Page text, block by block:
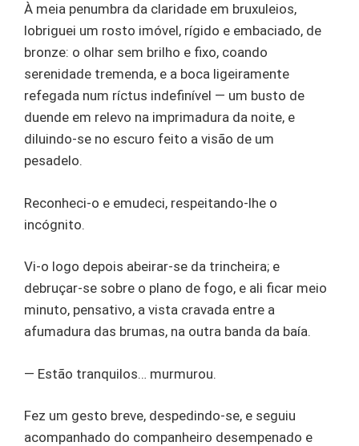
À meia penumbra da claridade em bruxuleios,
lobriguei um rosto imóvel, rígido e embaciado, de
bronze: o olhar sem brilho e fixo, coando
serenidade tremenda, e a boca ligeiramente
refegada num ríctus indefinível — um busto de
duende em relevo na imprimadura da noite, e
diluindo-se no escuro feito a visão de um
pesadelo.
Reconheci-o e emudeci, respeitando-lhe o
incógnito.
Vi-o logo depois abeirar-se da trincheira; e
debruçar-se sobre o plano de fogo, e ali ficar meio
minuto, pensativo, a vista cravada entre a
afumadura das brumas, na outra banda da baía.
— Estão tranquilos… murmurou.
Fez um gesto breve, despedindo-se, e seguiu
acompanhado do companheiro desempenado e